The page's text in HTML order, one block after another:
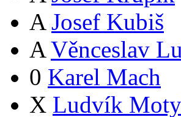
A Josef Kubiš
A Věnceslav
0 Karel Mach
X Ludvík